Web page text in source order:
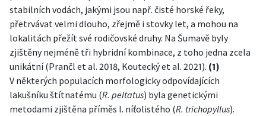
stabilních vodách, jakými jsou např. čisté horské řeky,
přetrvávat velmi dlouho, zřejmě i stovky let, a mohou na
lokalitách přežít své rodičovské druhy. Na Šumavě byly
zjištěny nejméně tři hybridní kombinace, z toho jedna zcela
unikátní (Prančl et al. 2018, Koutecký et al. 2021). (1)
V některých populacích morfologicky odpovídajících
lakušníku štítnatému (R. peltatus) byla genetickými
metodami zjištěna příměs l. níťolistého (R. trichopyllus).